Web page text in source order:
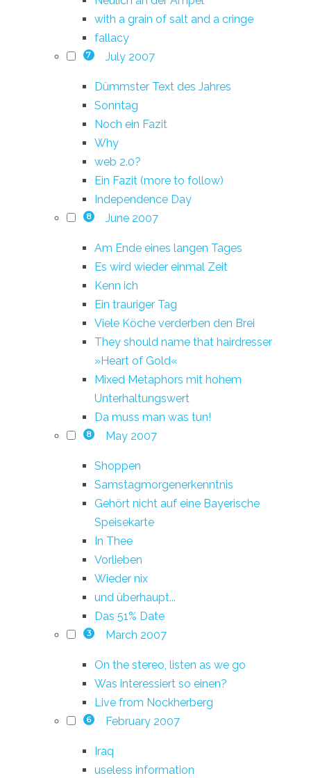
with a grain of salt and a cringe
fallacy
7 July 2007
Dümmster Text des Jahres
Sonntag
Noch ein Fazit
Why
web 2.0?
Ein Fazit (more to follow)
Independence Day
8 June 2007
Am Ende eines langen Tages
Es wird wieder einmal Zeit
Kenn ich
Ein trauriger Tag
Viele Köche verderben den Brei
They should name that hairdresser
»Heart of Gold«
Mixed Metaphors mit hohem
Unterhaltungswert
Da muss man was tun!
8 May 2007
Shoppen
Samstagmorgenerkenntnis
Gehört nicht auf eine Bayerische
Speisekarte
In Thee
Vorlieben
Wieder nix
und überhaupt...
Das 51% Date
3 March 2007
On the stereo, listen as we go
Was interessiert so einen?
Live from Nockherberg
6 February 2007
Iraq
useless information